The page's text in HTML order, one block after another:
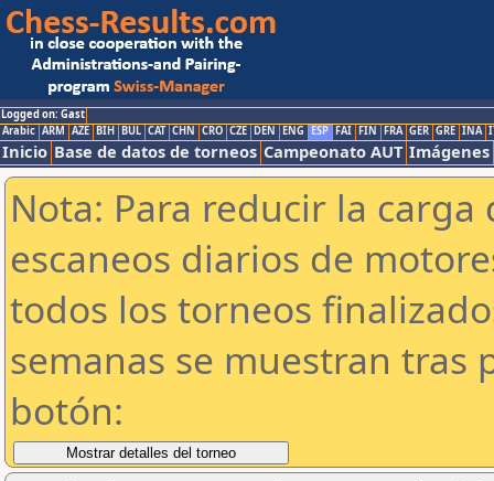
Logged on: Gast
Arabic ARM AZE BIH BUL CAT CHN CRO CZE DEN ENG ESP FAI FIN FRA GER GRE INA
Inicio Base de datos de torneos Campeonato AUT Imágenes
Nota: Para reducir la
escaneos diarios de
todos los torneos
semanas se muestran tras
botón: